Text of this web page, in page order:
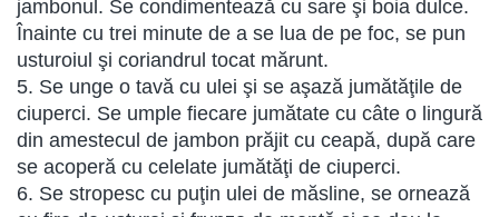
jambonul. Se condimentează cu sare şi boia dulce.
Înainte cu trei minute de a se lua de pe foc, se pun
usturoiul şi coriandrul tocat mărunt.
5. Se unge o tavă cu ulei şi se aşază jumătăţile de
ciuperci. Se umple fiecare jumătate cu câte o lingură
din amestecul de jambon prăjit cu ceapă, după care
se acoperă cu celelate jumătăţi de ciuperci.
6. Se stropesc cu puţin ulei de măsline, se ornează